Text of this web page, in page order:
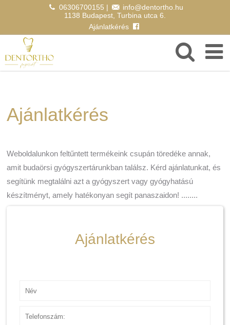
06306700155 |
info@dentortho.hu
1138 Budapest, Turbina utca 6.
Ajánlatkérés
Ajánlatkérés
Weboldalunkon feltűntett termékeink csupán töredéke annak,
amit budaörsi gyógyszertárunkban találsz. Kérd ajánlatunkat, és
segítünk megtalálni azt a gyógyszert vagy gyógyhatású
készítményt, amely hatékonyan segít panaszaidon! ........
Ajánlatkérés